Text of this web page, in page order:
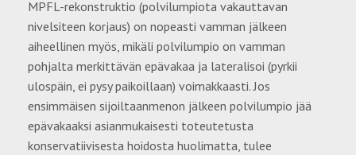
MPFL-rekonstruktio (polvilumpiota vakauttavan
nivelsiteen korjaus) on nopeasti vamman jälkeen
aiheellinen myös, mikäli polvilumpio on vamman
pohjalta merkittävän epävakaa ja lateralisoi (pyrkii
ulospäin, ei pysy paikoillaan) voimakkaasti. Jos
ensimmäisen sijoiltaanmenon jälkeen polvilumpio jää
epävakaaksi asianmukaisesti toteutetusta
konservatiivisesta hoidosta huolimatta, tulee